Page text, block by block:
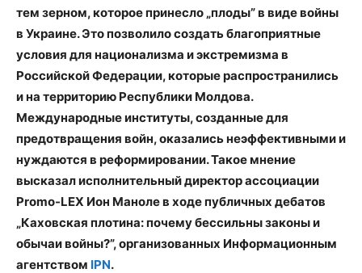
тем зерном, которое принесло „плоды” в виде войны
в Украине. Это позволило создать благоприятные
условия для национализма и экстремизма в
Российской Федерации, которые распространились
и на территорию Республики Молдова.
Международные институты, созданные для
предотвращения войн, оказались неэффективными и
нуждаются в реформировании. Такое мнение
высказал исполнительный директор ассоциации
Promo-LEX Ион Маноле в ходе публичных дебатов
„Каховская плотина: почему бессильны законы и
обычаи войны?”, организованных Информационным
агентством IPN.